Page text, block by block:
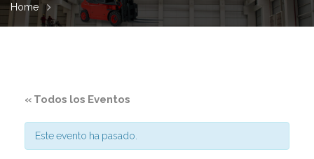
Home
« Todos los Eventos
Este evento ha pasado.